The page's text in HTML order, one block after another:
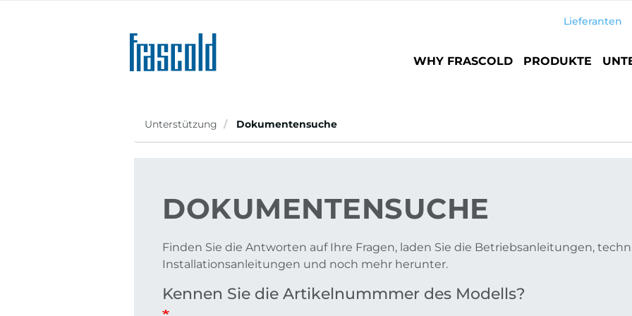
Lieferanten
Main
WHY FRASCOLD PRODUKTE
Unterstützung Dokumentensuche
DOKUMENTENSUCHE
Finden Sie die Antworten auf Ihre Fragen, laden Sie die Betriebsanleitungen,
Installationsanleitungen und noch mehr herunter.
Kennen Sie die Artikelnummmer des Modells?